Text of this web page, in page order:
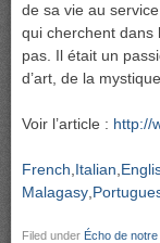
de sa vie au
qui cherchent dans
pas. Il était un
d’art, de la
Voir l’article : http://
French Italian
Malagasy
Filed under Écho de